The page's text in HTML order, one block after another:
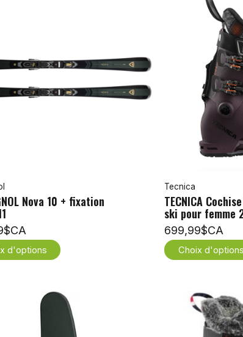
Nova 10 + fixation
d'options
Tecnica
TECNICA
ski pour femme
699,99$CA
Choix d'options